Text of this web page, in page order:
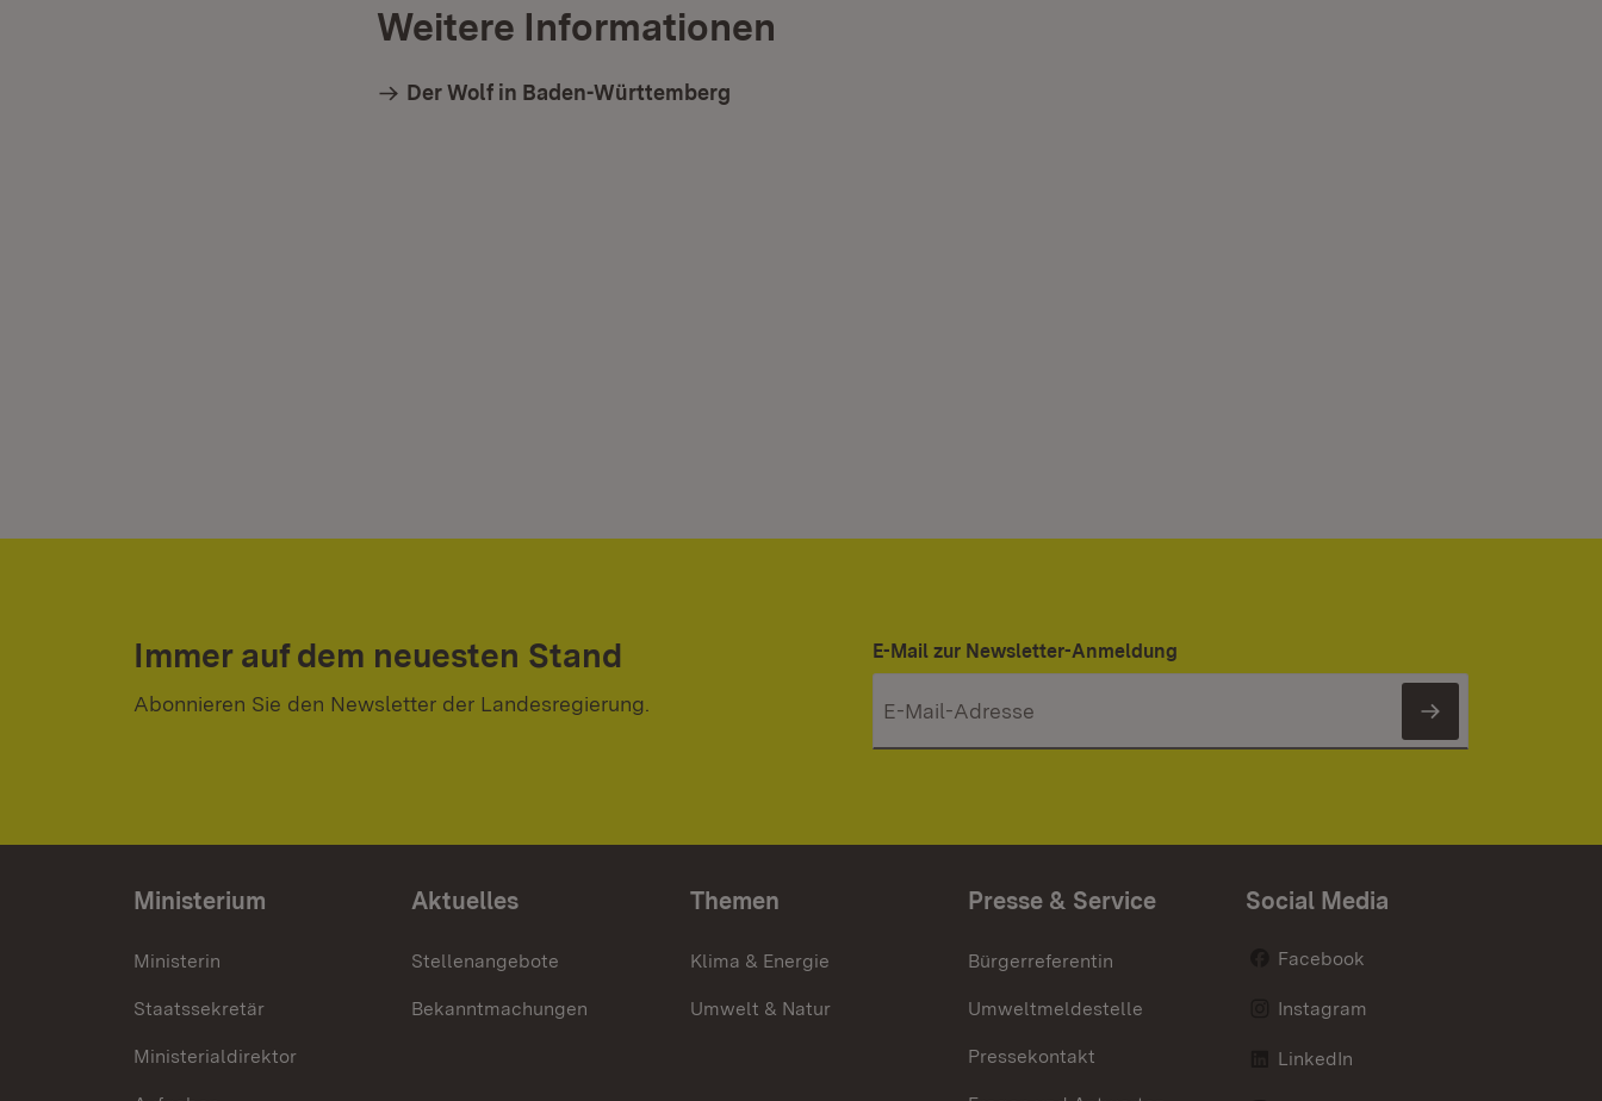
Weitere Informationen
Der Wolf in Baden-Württemberg
Immer auf dem neuesten Stand
Abonnieren Sie den Newsletter der Landesregierung.
E-Mail zur Newsletter-Anmeldung
Newsletter
Ministerium
Ministerin
Staatssekretär
Ministerialdirektor
Aktuelles
Stellenangebote
Bekanntmachungen
Themen
Klima & Energie
Umwelt & Natur
Presse & Service
Bürgerreferentin
Umweltmeldestelle
Pressekontakt
Social Media
Facebook
Instagram
LinkedIn